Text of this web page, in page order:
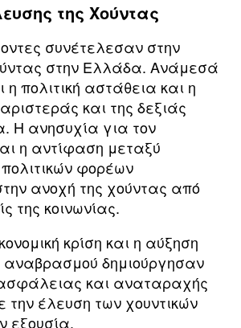
της Χούντας
συνέτελεσαν στην
στην Ελλάδα. Ανάμεσά
η πολιτική αστάθεια και η
και της δεξιάς
Η ανησυχία για τον
η αντίφαση μεταξύ
φορέων
ανοχή της χούντας από
της κοινωνίας.
κρίση και η αύξηση
αναβρασμού δημιούργησαν
και αναταραχής
την έλευση των χουντικών
εξουσία.